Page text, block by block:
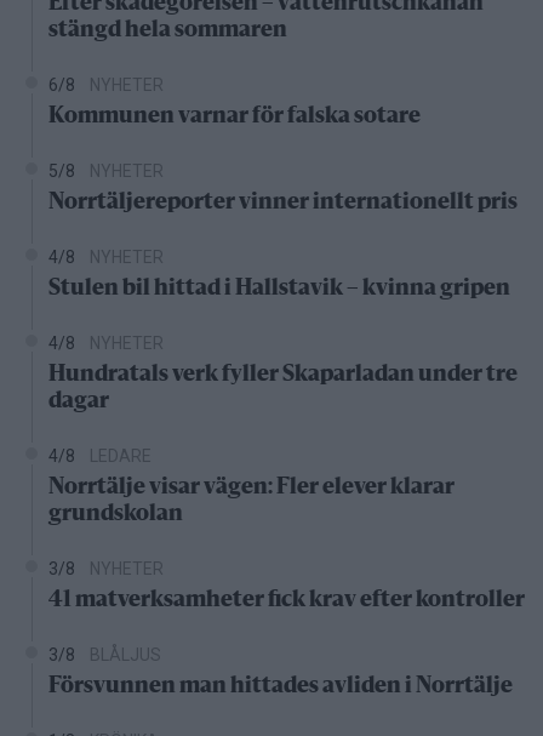
stängd hela sommaren
6/8 NYHETER
Kommunen varnar för falska sotare
5/8 NYHETER
Norrtäljereporter vinner internationellt pris
4/8 NYHETER
Stulen bil hittad i Hallstavik – kvinna gripen
4/8 NYHETER
Hundratals verk fyller Skaparladan under tre
dagar
4/8 LEDARE
Norrtälje visar vägen: Fler elever klarar
grundskolan
3/8 NYHETER
41 matverksamheter fick krav efter kontroller
3/8 BLÅLJUS
Försvunnen man hittades avliden i Norrtälje